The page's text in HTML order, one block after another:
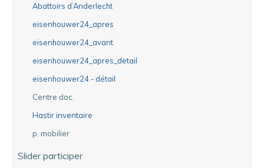
Abattoirs d’Anderlecht
eisenhouwer24_apres
eisenhouwer24_avant
eisenhouwer24_apres_detail
eisenhouwer24 - détail
Centre doc.
Hastir inventaire
p. mobilier
Slider participer